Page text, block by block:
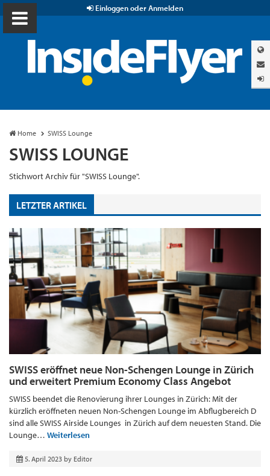
Einloggen oder Anmelden
Home SWISS Lounge
SWISS LOUNGE
Stichwort Archiv für "SWISS Lounge".
LETZTER ARTIKEL
SWISS eröffnet neue Non-Schengen Lounge in Zürich
und erweitert Premium Economy Class Angebot
SWISS beendet die Renovierung ihrer Lounges in Zürich: Mit der
kürzlich eröffneten neuen Non-Schengen Lounge im Abflugbereich D
sind alle SWISS Airside Lounges in Zürich auf dem neuesten Stand. Die
Lounge… Weiterlesen
5. April 2023 by Editor